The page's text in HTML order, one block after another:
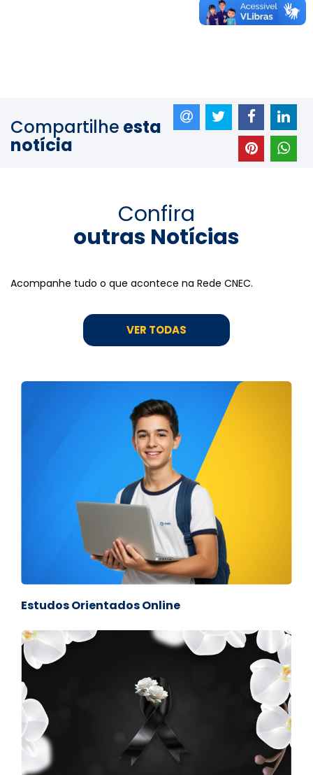
Compartilhe esta
notícia
Confira
outras Notícias
Acompanhe tudo o que acontece na Rede CNEC.
VER TODAS
Estudos Orientados Online